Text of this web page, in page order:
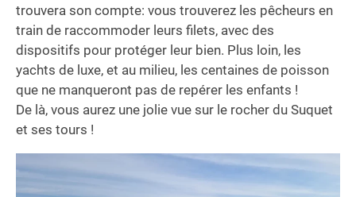
trouvera son compte: vous trouverez les pêcheurs en
train de raccommoder leurs filets, avec des
dispositifs pour protéger leur bien. Plus loin, les
yachts de luxe, et au milieu, les centaines de poisson
que ne manqueront pas de repérer les enfants !
De là, vous aurez une jolie vue sur le rocher du Suquet
et ses tours !